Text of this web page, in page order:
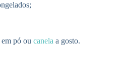
pó ou canela a gosto.